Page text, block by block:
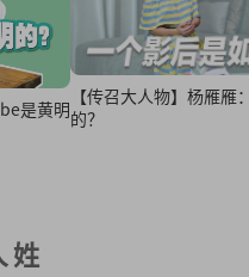
是黄明
【传召大人物】杨雁
的？
姓